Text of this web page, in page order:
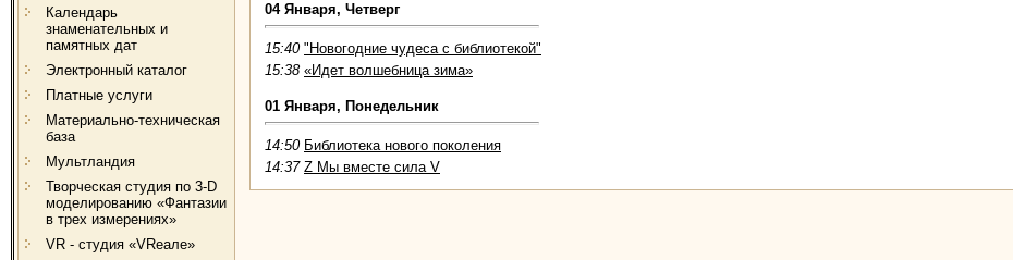
Календарь
знаменательных и
памятных дат
Электронный каталог
Платные услуги
Материально-техническая
база
Мультландия
Творческая студия по 3-D
моделированию «Фантазии
в трех измерениях»
VR - студия «VRеале»
04 Января, Четверг
15:40 "Новогодние чудеса с библиотекой"
15:38 «Идет волшебница зима»
01 Января, Понедельник
14:50 Библиотека нового поколения
14:37 Z Мы вместе сила V